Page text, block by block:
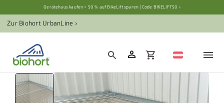
Gerätehaus kaufen = 50 % auf BikeLift sparen | Code BIKELIFT50 ›
Zur Biohort UrbanLine ›
search person shopping_cart